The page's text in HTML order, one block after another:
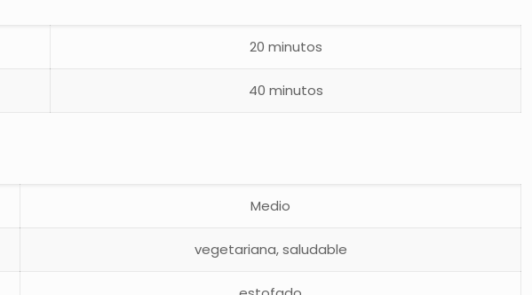
20 minutos
40 minutos
Medio
vegetariana, saludable